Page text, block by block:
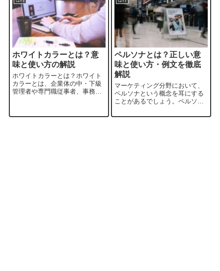
ホワイトカラーとは？意
味と使い方の解説
ホワイトカラーとは？ホワイト
カラーとは、企業体の中・下級
管理者や専門職従事者、事務、
会において、科学技術の発展や
ペルソナとは？正しい意
味と使い方・例文を徹底
解説
マーケティング分野において、
ペルソナという概念を耳にする
ことがあるでしょう。ペルソナ
なる典型的な顧客像を指し、効